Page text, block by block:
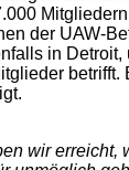
der UAW-
in Detroit,
betrifft.
wir erreicht,